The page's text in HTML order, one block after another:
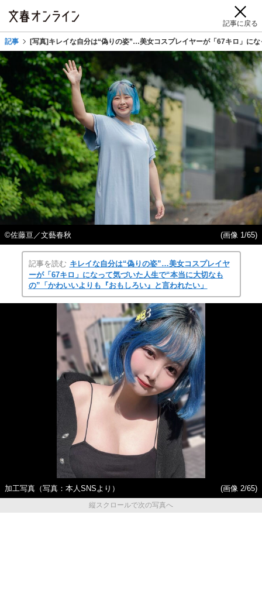
記事に戻る
記事 [写真]キレイな自分は“偽りの姿”…美女コスプレイヤーが「67キロ」に
©佐藤亘／文藝春秋 (画像 1/65)
記事を読む キレイな自分は“偽りの姿”…美女コスプレイヤ
ーが「67キロ」になって気づいた人生で“本当に大切なも
の”「かわいいよりも『おもしろい』と言われたい」
加工写真（写真：本人SNSより）
(画像 2/65)
縦スクロールで次の写真へ